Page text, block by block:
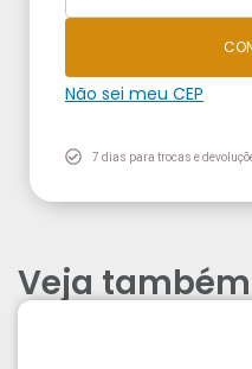
Não sei meu CEP
7 dias para trocas e
Veja também